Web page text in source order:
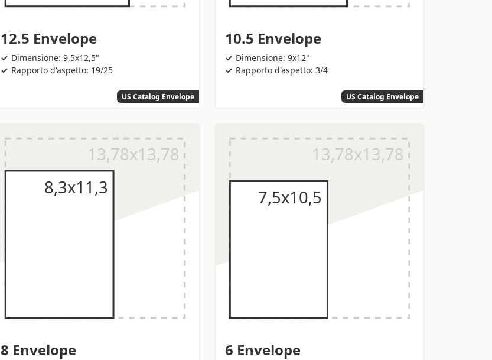
12.5 Envelope
Dimensione: 9,5x12,5"
Rapporto d'aspetto: 19/25
US Catalog Envelope
10.5 Envelope
Dimensione: 9x12"
Rapporto d'aspetto: 3/4
US Catalog Envelope
8 Envelope 6 Envelope